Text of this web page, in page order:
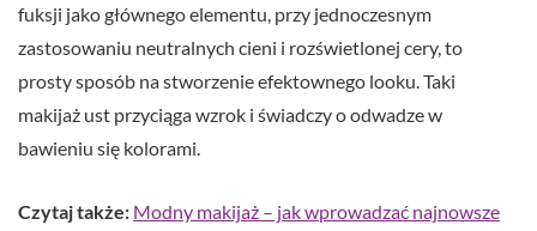
fuksji jako głównego elementu, przy jednoczesnym
zastosowaniu neutralnych cieni i rozświetlonej cery, to
prosty sposób na stworzenie efektownego looku. Taki
makijaż ust przyciąga wzrok i świadczy o odwadze w
bawieniu się kolorami.
Czytaj także: Modny makijaż – jak wprowadzać najnowsze